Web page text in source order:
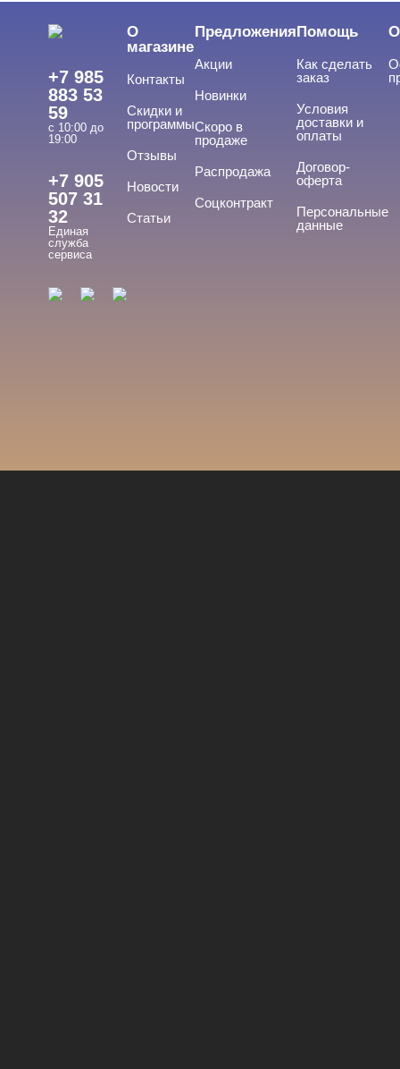
+7 985
883 53
59
с 10:00 до
19:00
+7 905
507 31
32
Единая
служба
сервиса
О
магазине
Контакты
Скидки и
программы
Отзывы
Новости
Статьи
Предложения
Акции
Новинки
Скоро в
продаже
Распродажа
Соцконтракт
Помощь
Как сделать
заказ
Условия
доставки и
оплаты
Договор-
оферта
Персональные
данные